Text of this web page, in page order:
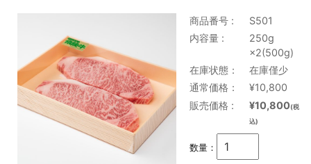
商品番号 :
S501
内容量 :
250g
×2(500g)
在庫状態：
在庫僅少
通常価格：
¥10,800
販売価格 :
¥10,800(税
込)
数量：